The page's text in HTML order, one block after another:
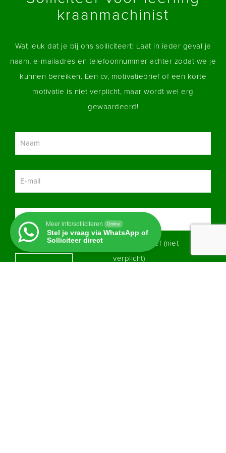
kraanmachinist
Wat leuk dat je bij ons solliciteert! Laat in ieder geval je
naam, e-mailadres en telefoonnummer achter zodat we je
kunnen bereiken. Een cv, motivatiebrief of een korte
motivatie is niet verplicht, maar wordt wel erg
gewaardeerd!
CV (niet verplicht)
UPLOADEN
Motivatiebrief (niet
verplicht)
Meer info/solliciteren Online
Stel je vraag via WhatsApp of
Solliciteer direct